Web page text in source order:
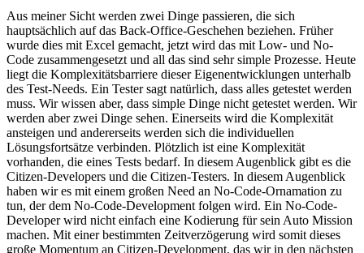
Aus meiner Sicht werden zwei Dinge passieren, die sich
hauptsächlich auf das Back-Office-Geschehen beziehen. Früher
wurde dies mit Excel gemacht, jetzt wird das mit Low- und No-
Code zusammengesetzt und all das sind sehr simple Prozesse. Heute
liegt die Komplexitätsbarriere dieser Eigenentwicklungen unterhalb
des Test-Needs. Ein Tester sagt natürlich, dass alles getestet werden
muss. Wir wissen aber, dass simple Dinge nicht getestet werden. Wir
werden aber zwei Dinge sehen. Einerseits wird die Komplexität
ansteigen und andererseits werden sich die individuellen
Lösungsfortsätze verbinden. Plötzlich ist eine Komplexität
vorhanden, die eines Tests bedarf. In diesem Augenblick gibt es die
Citizen-Developers und die Citizen-Testers. In diesem Augenblick
haben wir es mit einem großen Need an No-Code-Ornamation zu
tun, der dem No-Code-Development folgen wird. Ein No-Code-
Developer wird nicht einfach eine Kodierung für sein Auto Mission
machen. Mit einer bestimmten Zeitverzögerung wird somit dieses
große Momentum an Citizen-Development, das wir in den nächsten